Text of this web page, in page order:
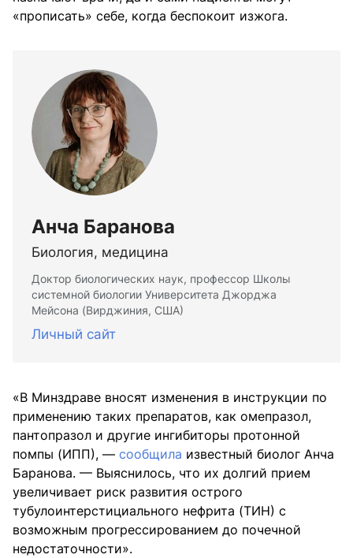
«прописать» себе, когда беспокоит изжога.
Анча Баранова
Биология, медицина
Доктор биологических наук, профессор Школы
системной биологии Университета Джорджа
Мейсона (Вирджиния, США)
Личный сайт
«В Минздраве вносят изменения в инструкции по
применению таких препаратов, как омепразол,
пантопразол и другие ингибиторы протонной
помпы (ИПП), — сообщила известный биолог Анча
Баранова. — Выяснилось, что их долгий прием
увеличивает риск развития острого
тубулоинтерстициального нефрита (ТИН) с
возможным прогрессированием до почечной
недостаточности».